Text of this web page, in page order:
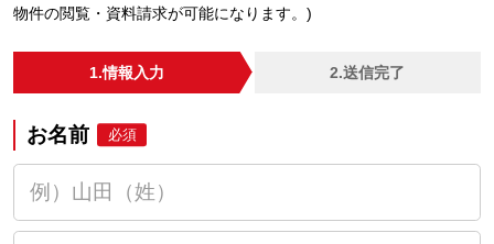
物件の閲覧・資料請求が可能になります。)
1.情報入力 2.送信完了
お名前 必須